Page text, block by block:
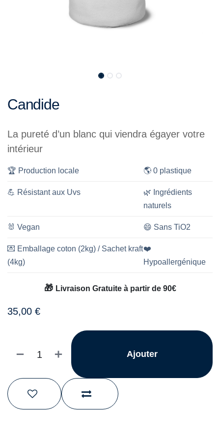
Candide
La pureté d’un blanc qui viendra égayer votre
intérieur
🏆 Production locale 🌎 0 plastique
💪 Résistant aux Uvs 🌿 Ingrédients
naturels
🐰 Vegan 😄 Sans TiO2
💌 Emballage coton (2kg) / Sachet kraft
(4kg)
❤️
Hypoallergénique
🎁 Livraison Gratuite à partir de 90€
35,00 €
Ajouter